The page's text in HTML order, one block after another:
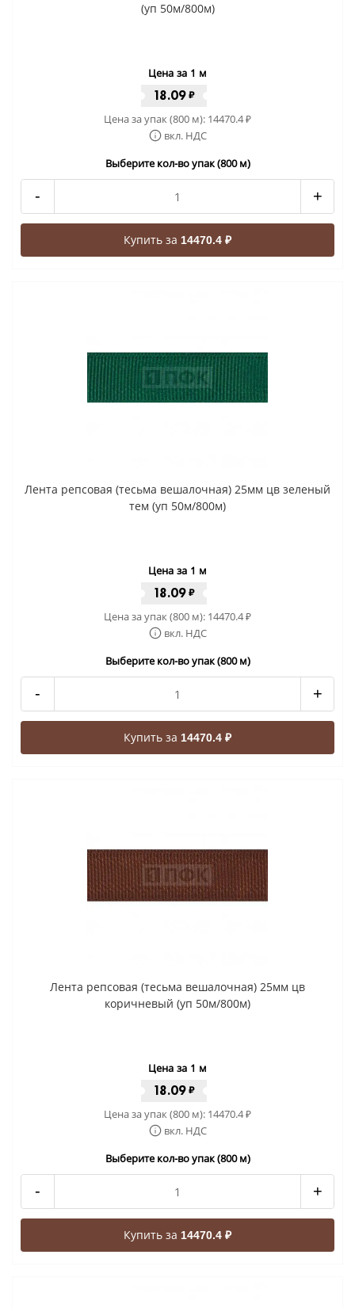
(уп 50м/800м)
Цена за 1 м
18.09 ₽
Цена за упак (800 м): 14470.4₽
вкл. НДС
Выберите кол-во упак (800 м)
- +
Купить за 14470.4 ₽
Лента репсовая (тесьма вешалочная) 25мм цв зеленый
тем (уп 50м/800м)
Цена за 1 м
18.09 ₽
Цена за упак (800 м): 14470.4₽
вкл. НДС
Выберите кол-во упак (800 м)
- +
Купить за 14470.4 ₽
Лента репсовая (тесьма вешалочная) 25мм цв
коричневый (уп 50м/800м)
Цена за 1 м
18.09 ₽
Цена за упак (800 м): 14470.4₽
вкл. НДС
Выберите кол-во упак (800 м)
- +
Купить за 14470.4 ₽